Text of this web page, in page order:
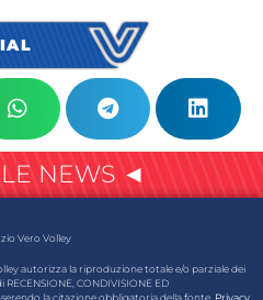
NEWS ◄
Vero Volley
autorizza la riproduzione totale e/o parziale dei
CONDIVISIONE ED
la citazione obbligatoria della fonte. Privacy